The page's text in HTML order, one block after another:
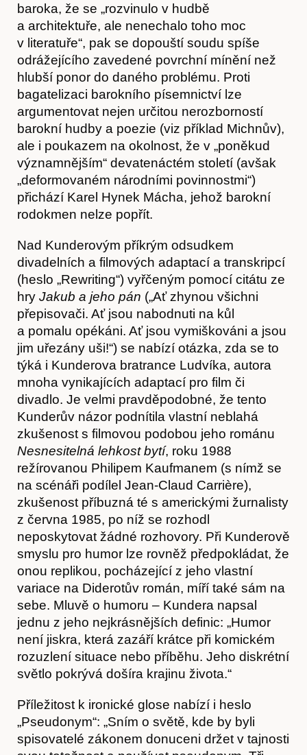
Časopis
Hostcast
Akce
baroka, že se „rozvinulo v hudbě
a architektuře, ale nenechalo toho moc
v literatuře“, pak se dopouští soudu spíše
odrážejícího zavedené povrchní mínění než
hlubší ponor do daného problému. Proti
bagatelizaci barokního písemnictví lze
argumentovat nejen určitou nerozborností
barokní hudby a poezie (viz příklad Michnův),
ale i poukazem na okolnost, že v „poněkud
významnějším“ devatenáctém století (avšak
„deformovaném národními povinnostmi“)
přichází Karel Hynek Mácha, jehož barokní
rodokmen nelze popřít.
Nad Kunderovým příkrým odsudkem
divadelních a filmových adaptací a transkripcí
(heslo „Rewriting“) vyřčeným pomocí citátu ze
hry Jakub a jeho pán („Ať zhynou všichni
přepisovači. Ať jsou nabodnuti na kůl
a pomalu opékáni. Ať jsou vymiškováni a jsou
jim uřezány uši!“) se nabízí otázka, zda se to
týká i Kunderova bratrance Ludvíka, autora
mnoha vynikajících adaptací pro film či
divadlo. Je velmi pravděpodobné, že tento
Kunderův názor podnítila vlastní neblahá
zkušenost s filmovou podobou jeho románu
Nesnesitelná lehkost bytí, roku 1988
režírovanou Philipem Kaufmanem (s nímž se
na scénáři podílel Jean-Claud Carrière),
zkušenost příbuzná té s americkými žurnalisty
z června 1985, po níž se rozhodl
neposkytovat žádné rozhovory. Při Kunderově
smyslu pro humor lze rovněž předpokládat, že
onou replikou, pocházející z jeho vlastní
variace na Diderotův román, míří také sám na
sebe. Mluvě o humoru – Kundera napsal
jednu z jeho nejkrásnějších definic: „Humor
není jiskra, která zazáří krátce při komickém
rozuzlení situace nebo příběhu. Jeho diskrétní
světlo pokrývá došíra krajinu života.“
Příležitost k ironické glose nabízí i heslo
„Pseudonym“: „Sním o světě, kde by byli
spisovatelé zákonem donuceni držet v tajnosti